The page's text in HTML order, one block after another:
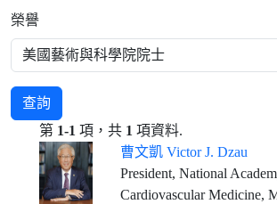
榮譽
查詢
第 1-1 項，共 1 項資料.
曹文凱 Victor J. Dzau
President, National Academy of Medicine, USA Vice-Chair, National
Cardiovascular Medicine,